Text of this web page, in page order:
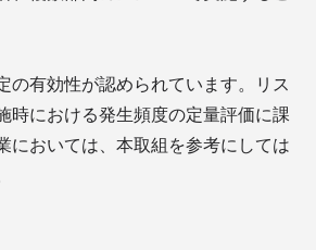
の有効性が認められています。リス
時における発生頻度の定量評価に課
においては、本取組を参考にしては